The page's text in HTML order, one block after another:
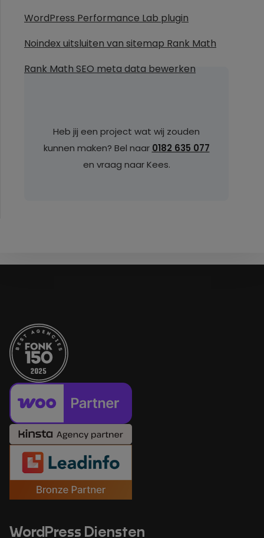
WordPress Performance Lab plugin
Noindex uitsluiten van sitemap Rank Math
Rank Math SEO meta data bewerken
Heb jij een project wat wij zouden
kunnen maken? Bel naar 0182 635 077
en vraag naar Kees.
WordPress Diensten